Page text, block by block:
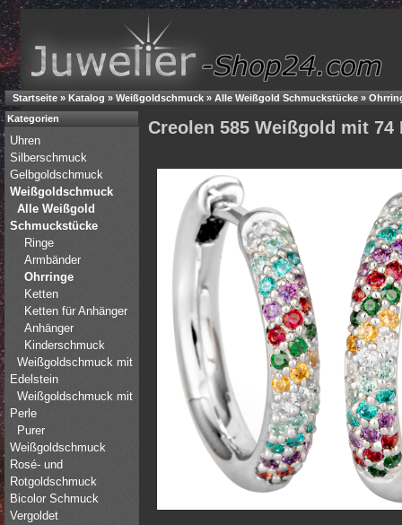
Startseite » Katalog » Weißgoldschmuck » Alle Weißgold Schmuckstücke »
Creolen 585 Weißgold mit
Kategorien
Uhren
Silberschmuck
Gelbgoldschmuck
Weißgoldschmuck
Alle Weißgold
Schmuckstücke
Ringe
Armbänder
Ohrringe
Ketten
Ketten für Anhänger
Anhänger
Kinderschmuck
Weißgoldschmuck mit
Edelstein
Weißgoldschmuck mit
Perle
Purer
Weißgoldschmuck
Rosé- und
Rotgoldschmuck
Bicolor Schmuck
Vergoldet